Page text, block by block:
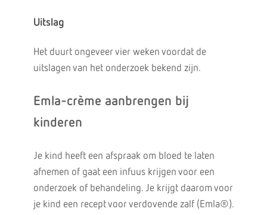
Uitslag
Het duurt ongeveer vier weken voordat de
uitslagen van het onderzoek bekend zijn.
Emla-crème aanbrengen bij
kinderen
Je kind heeft een afspraak om bloed te laten
afnemen of gaat een infuus krijgen voor een
onderzoek of behandeling. Je krijgt daarom voor
je kind een recept voor verdovende zalf (Emla®).